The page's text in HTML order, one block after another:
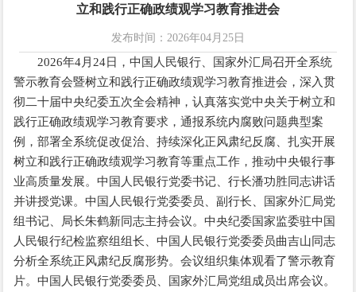
立和践行正确政绩观学习教育推进会
发布时间 ：2026年04月25日
2026年4月24日，中国人民银行、国家外汇局召开全系统
警示教育会暨树立和践行正确政绩观学习教育推进会，深入贯
彻二十届中央纪委五次全会精神，认真落实党中央关于树立和
践行正确政绩观学习教育要求，通报系统内腐败问题典型案
例，部署全系统促改促治、持续深化正风肃纪反腐、扎实开展
树立和践行正确政绩观学习教育等重点工作，推动中央银行事
业高质量发展。中国人民银行党委书记、行长潘功胜同志讲话
并讲授党课。中国人民银行党委委员、副行长、国家外汇局党
组书记、局长朱鹤新同志主持会议。中央纪委国家监委驻中国
人民银行纪检监察组组长、中国人民银行党委委员曲吉山同志
分析全系统正风肃纪反腐形势。会议组织集体观看了警示教育
片。中国人民银行党委委员、国家外汇局党组成员出席会议。